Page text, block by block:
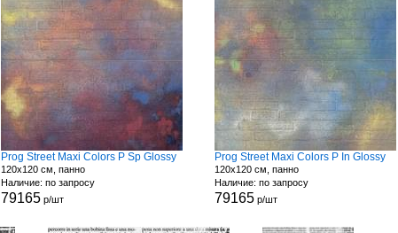
Prog Street Maxi Colors P Sp Glossy
120x120 см, панно
Наличие: по запросу
79165р/шт
Prog Street Maxi Colors P In Glossy
120x120 см, панно
Наличие: по запросу
79165 р/шт